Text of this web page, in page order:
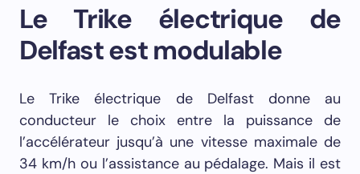
Le Trike électrique de
Delfast est modulable
Le Trike électrique de Delfast donne au
conducteur le choix entre la puissance de
l’accélérateur jusqu’à une vitesse maximale de
34 km/h ou l’assistance au pédalage. Mais il est